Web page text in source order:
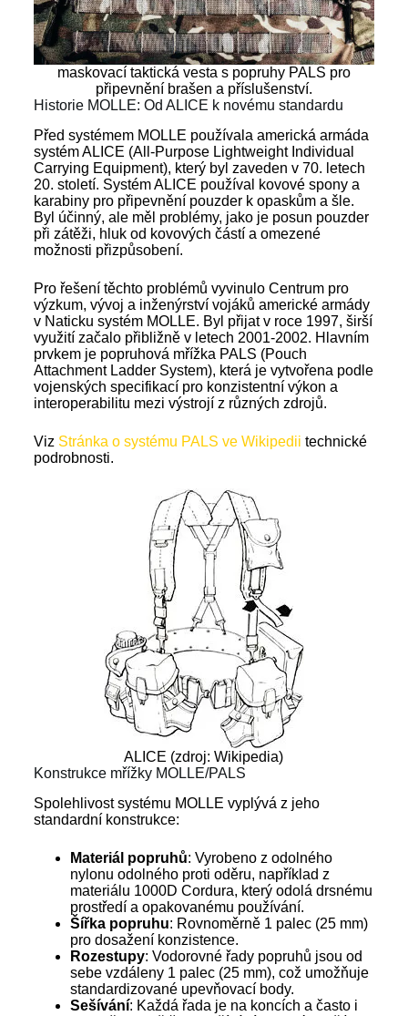
maskovací taktická vesta s popruhy PALS pro
připevnění brašen a příslušenství.
Historie MOLLE: Od ALICE k novému standardu
Před systémem MOLLE používala americká armáda
systém ALICE (All-Purpose Lightweight Individual
Carrying Equipment), který byl zaveden v 70. letech
20. století. Systém ALICE používal kovové spony a
karabiny pro připevnění pouzder k opaskům a šle.
Byl účinný, ale měl problémy, jako je posun pouzder
při zátěži, hluk od kovových částí a omezené
možnosti přizpůsobení.
Pro řešení těchto problémů vyvinulo Centrum pro
výzkum, vývoj a inženýrství vojáků americké armády
v Naticku systém MOLLE. Byl přijat v roce 1997, širší
využití začalo přibližně v letech 2001-2002. Hlavním
prvkem je popruhová mřížka PALS (Pouch
Attachment Ladder System), která je vytvořena podle
vojenských specifikací pro konzistentní výkon a
interoperabilitu mezi výstrojí z různých zdrojů.
Viz Stránka o systému PALS ve Wikipedii technické
podrobnosti.
ALICE (zdroj: Wikipedia)
Konstrukce mřížky MOLLE/PALS
Spolehlivost systému MOLLE vyplývá z jeho
standardní konstrukce:
Materiál popruhů: Vyrobeno z odolného
nylonu odolného proti oděru, například z
materiálu 1000D Cordura, který odolá drsnému
prostředí a opakovanému používání.
Šířka popruhu: Rovnoměrně 1 palec (25 mm)
pro dosažení konzistence.
Rozestupy: Vodorovné řady popruhů jsou od
sebe vzdáleny 1 palec (25 mm), což umožňuje
standardizované upevňovací body.
Sešívání: Každá řada je na koncích a často i